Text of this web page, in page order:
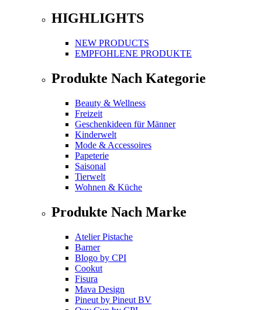
HIGHLIGHTS
NEW PRODUCTS
EMPFOHLENE PRODUKTE
Produkte Nach Kategorie
Beauty & Wellness
Freizeit
Geschenkideen für Männer
Kinderwelt
Mode & Accessoires
Papeterie
Saisonal
Tierwelt
Wohnen & Küche
Produkte Nach Marke
Atelier Pistache
Barner
Blogo by CPI
Cookut
Fisura
Mava Design
Pineut by Pineut BV